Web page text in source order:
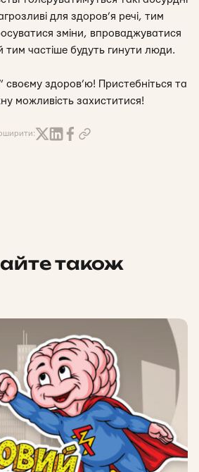
для здоров’я речі, тим
зміни, впроваджуватися
тим частіше будуть гинути люди.
своєму здоров’ю! Пристебніться та
можливість захиститися!
також